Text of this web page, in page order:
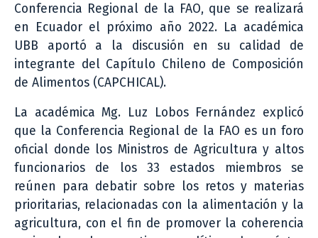
Conferencia Regional de la FAO, que se realizará
en Ecuador el próximo año 2022. La académica
UBB aportó a la discusión en su calidad de
integrante del Capítulo Chileno de Composición
de Alimentos (CAPCHICAL).
La académica Mg. Luz Lobos Fernández explicó
que la Conferencia Regional de la FAO es un foro
oficial donde los Ministros de Agricultura y altos
funcionarios de los 33 estados miembros se
reúnen para debatir sobre los retos y materias
prioritarias, relacionadas con la alimentación y la
agricultura, con el fin de promover la coherencia